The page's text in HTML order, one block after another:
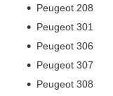
Peugeot 208
Peugeot 301
Peugeot 306
Peugeot 307
Peugeot 308